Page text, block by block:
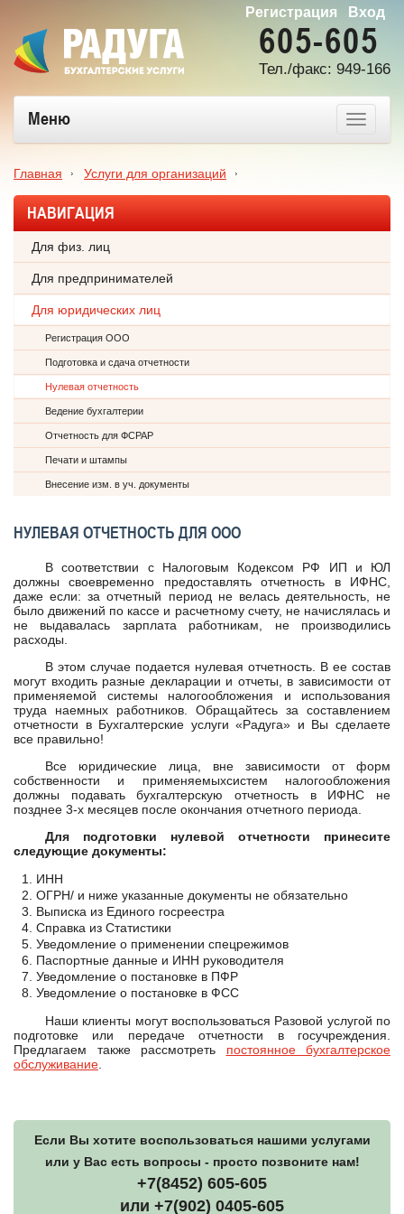
Регистрация Вход
605-605
Тел./факс: 949-166
Меню
Главная Услуги для организаций
Нулевая отчетность для ООО
НАВИГАЦИЯ
Для физ. лиц
Для предпринимателей
Для юридических лиц
Регистрация ООО
Подготовка и сдача отчетности
Нулевая отчетность
Ведение бухгалтерии
Отчетность для ФСРАР
Печати и штампы
Внесение изм. в уч. документы
НУЛЕВАЯ ОТЧЕТНОСТЬ ДЛЯ ООО
В соответствии с Налоговым Кодексом РФ ИП и ЮЛ
должны своевременно предоставлять отчетность в ИФНС,
даже если: за отчетный период не велась деятельность, не
было движений по кассе и расчетному счету, не начислялась и
не выдавалась зарплата работникам, не производились
расходы.
В этом случае подается нулевая отчетность. В ее состав
могут входить разные декларации и отчеты, в зависимости от
применяемой системы налогообложения и использования
труда наемных работников. Обращайтесь за составлением
отчетности в Бухгалтерские услуги «Радуга» и Вы сделаете
все правильно!
Все юридические лица, вне зависимости от форм
собственности и применяемыхсистем налогообложения
должны подавать бухгалтерскую отчетность в ИФНС не
позднее 3-х месяцев после окончания отчетного периода.
Для подготовки нулевой отчетности принесите
следующие документы:
ИНН
ОГРН/ и ниже указанные документы не обязательно
Выписка из Единого госреестра
Справка из Статистики
Уведомление о применении спецрежимов
Паспортные данные и ИНН руководителя
Уведомление о постановке в ПФР
Уведомление о постановке в ФСС
Наши клиенты могут воспользоваться Разовой услугой по
подготовке или передаче отчетности в госучреждения.
Предлагаем также рассмотреть постоянное бухгалтерское
обслуживание
Если Вы хотите воспользоваться нашими услугами
или у Вас есть вопросы - просто позвоните нам!
+7(8452) 605-605
или +7(902) 0405-605